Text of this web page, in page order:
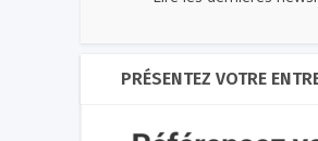
PRÉSENTEZ VOTRE